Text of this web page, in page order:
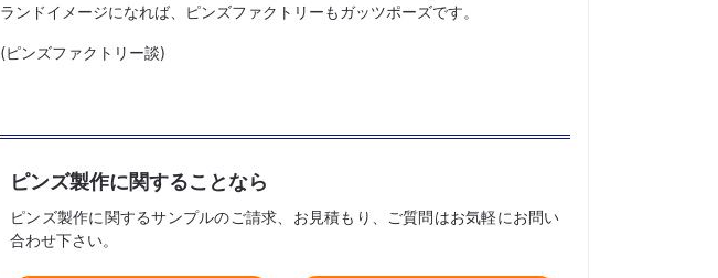
ランドイメージになれば、ピンズファクトリーもガッツポーズです。
(ピンズファクトリー談)
ピンズ製作に関することなら
ピンズ製作に関するサンプルのご請求、お見積もり、ご質問はお気軽にお問い
合わせ下さい。